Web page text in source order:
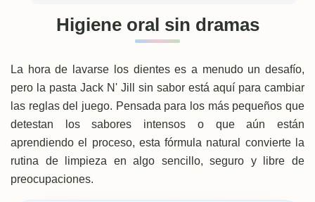
Higiene oral sin dramas
La hora de lavarse los dientes es a menudo un desafío,
pero la pasta Jack N' Jill sin sabor está aquí para cambiar
las reglas del juego. Pensada para los más pequeños que
detestan los sabores intensos o que aún están
aprendiendo el proceso, esta fórmula natural convierte la
rutina de limpieza en algo sencillo, seguro y libre de
preocupaciones.